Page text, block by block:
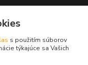
s použitím súborov
týkajúce sa Vašich